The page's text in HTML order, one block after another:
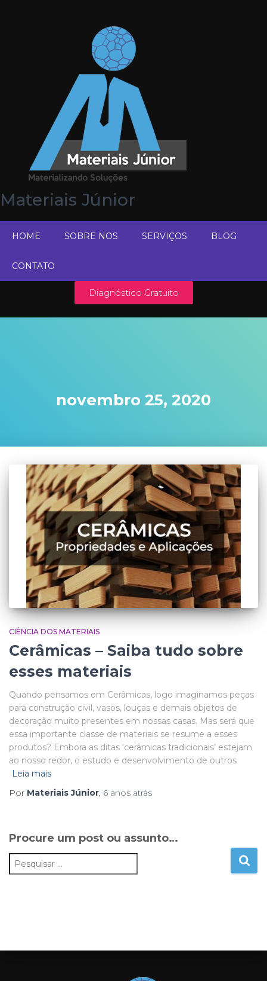
Materiais Júnior
HOME SOBRE NOS SERVIÇOS BLOG
CONTATO
Diagnóstico Gratuito
novembro 25, 2020
CIÊNCIA DOS MATERIAIS
Cerâmicas – Saiba tudo sobre
esses materiais
Quando pensamos em Cerâmicas, logo imaginamos peças
para construção civil, vasos, louças e demais objetos de
decoração muito presentes em nossas casas. Mas será que
essa importante classe de materiais se resume a esses
produtos? Embora as ditas ‘cerâmicas tradicionais’ estejam
ao nosso redor, o estudo e desenvolvimento de outros
Leia mais
Por Materiais Júnior, 6 anos atrás
Procure um post ou assunto…